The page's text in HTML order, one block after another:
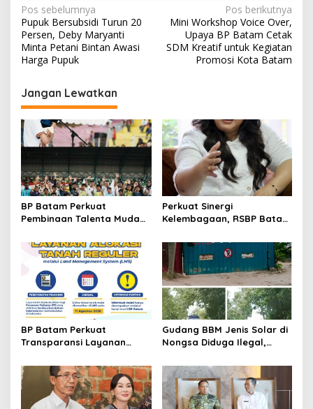
N
a
v
i
g
a
s
i
p
o
s
Pos sebelumnya
Pupuk Bersubsidi Turun 20
Persen, Deby Maryanti
Minta Petani Bintan Awasi
Harga Pupuk
Pos berikutnya
Mini Workshop Voice Over,
Upaya BP Batam Cetak
SDM Kreatif untuk Kegiatan
Promosi Kota Batam
Jangan Lewatkan
BP Batam Perkuat
Pembinaan Talenta Muda
International Grassroot
Football Festival 2026
Perkuat Sinergi
Kelembagaan, RSBP Batam
Pelayanan dan
Ketersediaan Obat Aman
BP Batam Perkuat
Transparansi Layanan
Reguler Segera Hadir
Melalui LMS
Gudang BBM Jenis Solar di
Nongsa Diduga Ilegal,
Kencingan Kapal